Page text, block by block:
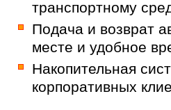
транспортному
Подача и возврат
месте и удобное
Накопительная
корпоративных